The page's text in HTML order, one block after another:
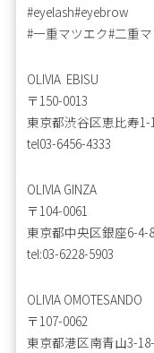
#eyelash#eyebrow
#一重マツエク#二重
OLIVIA EBISU
〒150-0013
東京都渋谷区恵比寿1-
tel03-6456-4333
OLIVIA GINZA
〒104-0061
東京都中央区銀座6-4-
tel:03-6228-5903
OLIVIA OMOTESANDO
〒107-0062
東京都港区南青山3-